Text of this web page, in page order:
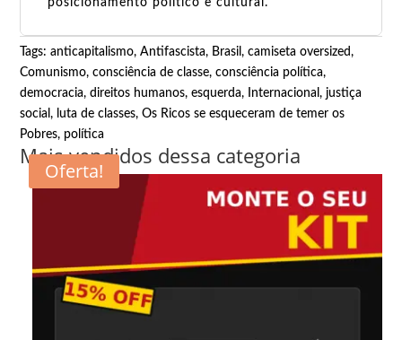
posicionamento político e cultural.
Tags:anticapitalismo,Antifascista, Brasil,camiseta oversized,
Comunismo,consciência de classe,consciência política,
democracia,direitos humanos,esquerda, Internacional, justiça
social, luta de classes,Os Ricos se esqueceram de temer os
Pobres, política
Mais vendidos dessa categoria
Oferta!